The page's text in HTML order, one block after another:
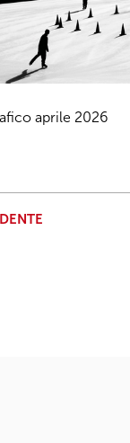
aprile 2026